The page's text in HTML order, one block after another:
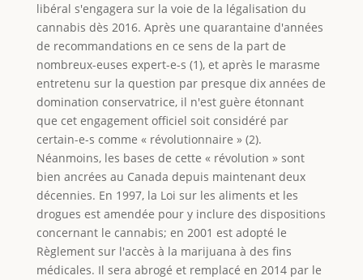
libéral s'engagera sur la voie de la légalisation du
cannabis dès 2016. Après une quarantaine d'années
de recommandations en ce sens de la part de
nombreux-euses expert-e-s (1), et après le marasme
entretenu sur la question par presque dix années de
domination conservatrice, il n'est guère étonnant
que cet engagement officiel soit considéré par
certain-e-s comme « révolutionnaire » (2).
Néanmoins, les bases de cette « révolution » sont
bien ancrées au Canada depuis maintenant deux
décennies. En 1997, la Loi sur les aliments et les
drogues est amendée pour y inclure des dispositions
concernant le cannabis; en 2001 est adopté le
Règlement sur l'accès à la marijuana à des fins
médicales. Il sera abrogé et remplacé en 2014 par le